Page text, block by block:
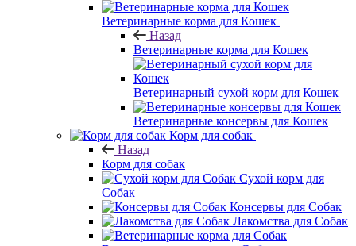
Ветеринарные корма для Кошек
Назад
Ветеринарные корма для Кошек
Ветеринарный сухой корм для Кошек
Ветеринарные консервы для Кошек
Корм для собак
Назад
Корм для собак
Сухой корм для
Собак
Консервы для Собак
Лакомства для Собак